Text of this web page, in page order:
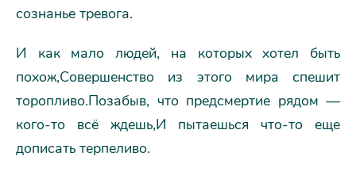
сознанье тревога.
И как мало людей, на которых хотел быть
похож,Совершенство из этого мира спешит
торопливо.Позабыв, что предсмертие рядом —
кого-то всё ждешь,И пытаешься что-то еще
дописать терпеливо.